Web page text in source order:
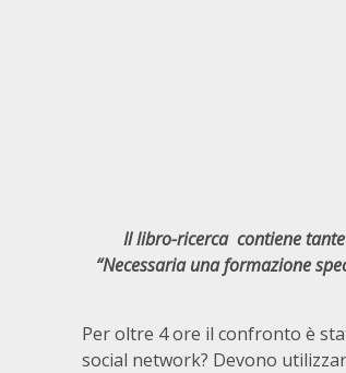
Il libro-ricerca contiene
“Necessaria una formazione
Per oltre 4 ore il confronto è
social network? Devono